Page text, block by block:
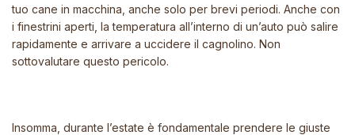
tuo cane in macchina, anche solo per brevi periodi. Anche con
i finestrini aperti, la temperatura all’interno di un’auto può salire
rapidamente e arrivare a uccidere il cagnolino. Non
sottovalutare questo pericolo.
Insomma, durante l’estate è fondamentale prendere le giuste